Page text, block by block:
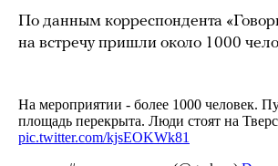
По данным корреспондента
на встречу пришли около 1000